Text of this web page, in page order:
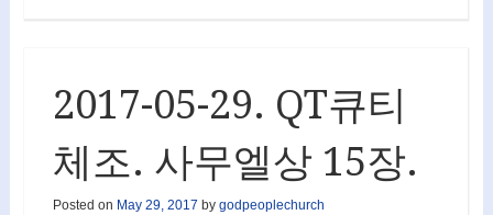
2017-05-29. QT큐티
체조. 사무엘상 15장.
Posted on May 29, 2017 by godpeoplechurch